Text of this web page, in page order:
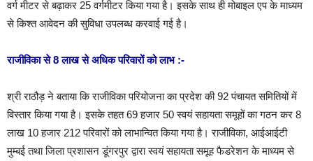
वर्ग मीटर से बढ़ाकर 25 वर्गमीटर किया गया है। इसके साथ ही मोबाइल एप के माध्यम
से किश्त आवेदन की सुविधा उपलब्ध करवाई गई है।
राजीविका से 8 लाख से अधिक परिवारों को लाभ :-
श्री राठौड़ ने बताया कि राजीविका परियोजना का प्रदेश की 92 पंचायत समितियों में
विस्तार किया गया है। इसके तहत 69 हजार 50 स्वयं सहायता समूहों का गठन कर 8
लाख 10 हजार 212 परिवारों को लाभान्वित किया गया है। राजीविका, आईआईटी
मुम्बई तथा जिला प्रशासन डूंगरपुर द्वारा स्वयं सहायता समूह फैडरेशन के माध्यम से